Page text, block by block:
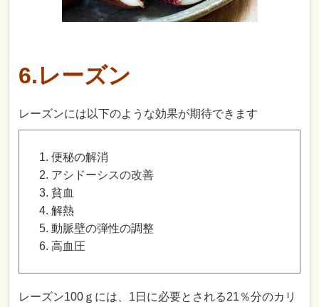
6.レーズン
レーズンには以下のような効果が期待できます
便秘の解消
アシドーシスの改善
貧血
解熱
動脈壁の弾性の調整
高血圧
レーズン100ｇには、1日に必要とされる21％分のカリ